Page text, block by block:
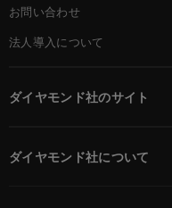
お問い合わせ
法人導入について
ダイヤモンド社のサイト
ダイヤモンド社について